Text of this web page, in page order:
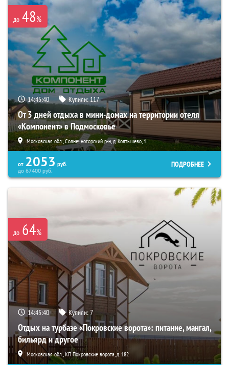
до 48%
14:45:38 Купили: 117
От 3 дней отдыха в мини-домах на территории отеля
«Компонент» в Подмосковье
Московская обл., Солнечногорский р-н, д. Колтышево, 1
от 2053 руб.
до67400руб.
ПОДРОБНЕЕ
до 64%
14:45:38 Купили:7
Отдых на турбазе «Покровские ворота»: питание, мангал,
бильярд и другое
Московская обл., КП Покровские ворота, д. 182